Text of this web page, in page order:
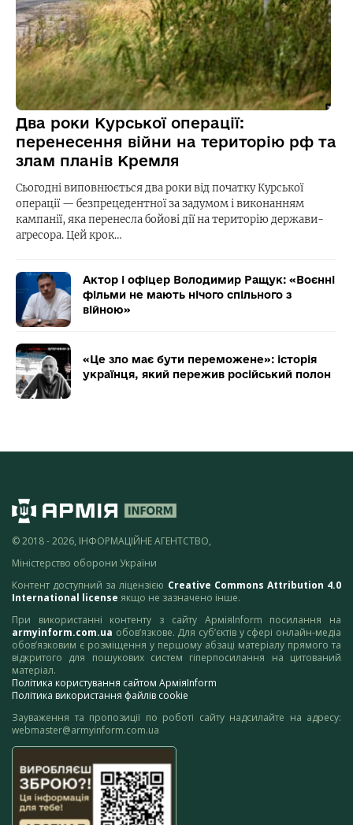
Два роки Курської операції:
перенесення війни на територію рф та
злам планів Кремля
Сьогодні виповнюється два роки від початку Курської
операції — безпрецедентної за задумом і виконанням
кампанії, яка перенесла бойові дії на територію держави-
агресора. Цей крок…
Актор і офіцер Володимир Ращук: «Воєнні
фільми не мають нічого спільного з
війною»
«Це зло має бути переможене»: історія
українця, який пережив російський полон
© 2018 - 2026, ІНФОРМАЦІЙНЕ АГЕНТСТВО,
Міністерство оборони України
Контент доступний за ліцензією Creative Commons Attribution 4.0
International license якщо не зазначено інше.
При використанні контенту з сайту АрміяInform посилання на
armyinform.com.ua обов’язкове. Для суб’єктів у сфері онлайн-медіа
обов’язковим є розміщення у першому абзаці матеріалу прямого та
відкритого для пошукових систем гіперпосилання на цитований
матеріал.
Політика користування сайтом АрміяInform
Політика використання файлів cookie
Зауваження та пропозиції по роботі сайту надсилайте на адресу:
webmaster@armyinform.com.ua